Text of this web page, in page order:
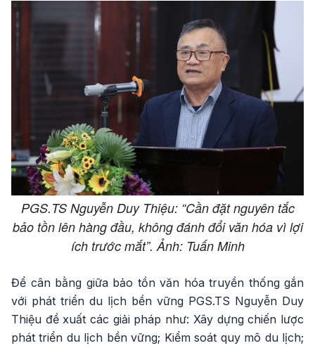
PGS.TS Nguyễn Duy Thiệu: “Cần đặt nguyên tắc
bảo tồn lên hàng đầu, không đánh đổi văn hóa vì lợi
ích trước mắt”. Ảnh: Tuấn Minh
Để cân bằng giữa bảo tồn văn hóa truyền thống gắn
với phát triển du lịch bền vững PGS.TS Nguyễn Duy
Thiệu đề xuất các giải pháp như: Xây dựng chiến lược
phát triển du lịch bền vững; Kiểm soát quy mô du lịch;